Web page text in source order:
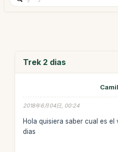
Trek 2 dias
2018年6月04日, 00:24
Hola quisiera saber cual es el
dias